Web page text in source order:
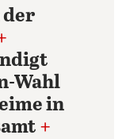
Wahl
in
+